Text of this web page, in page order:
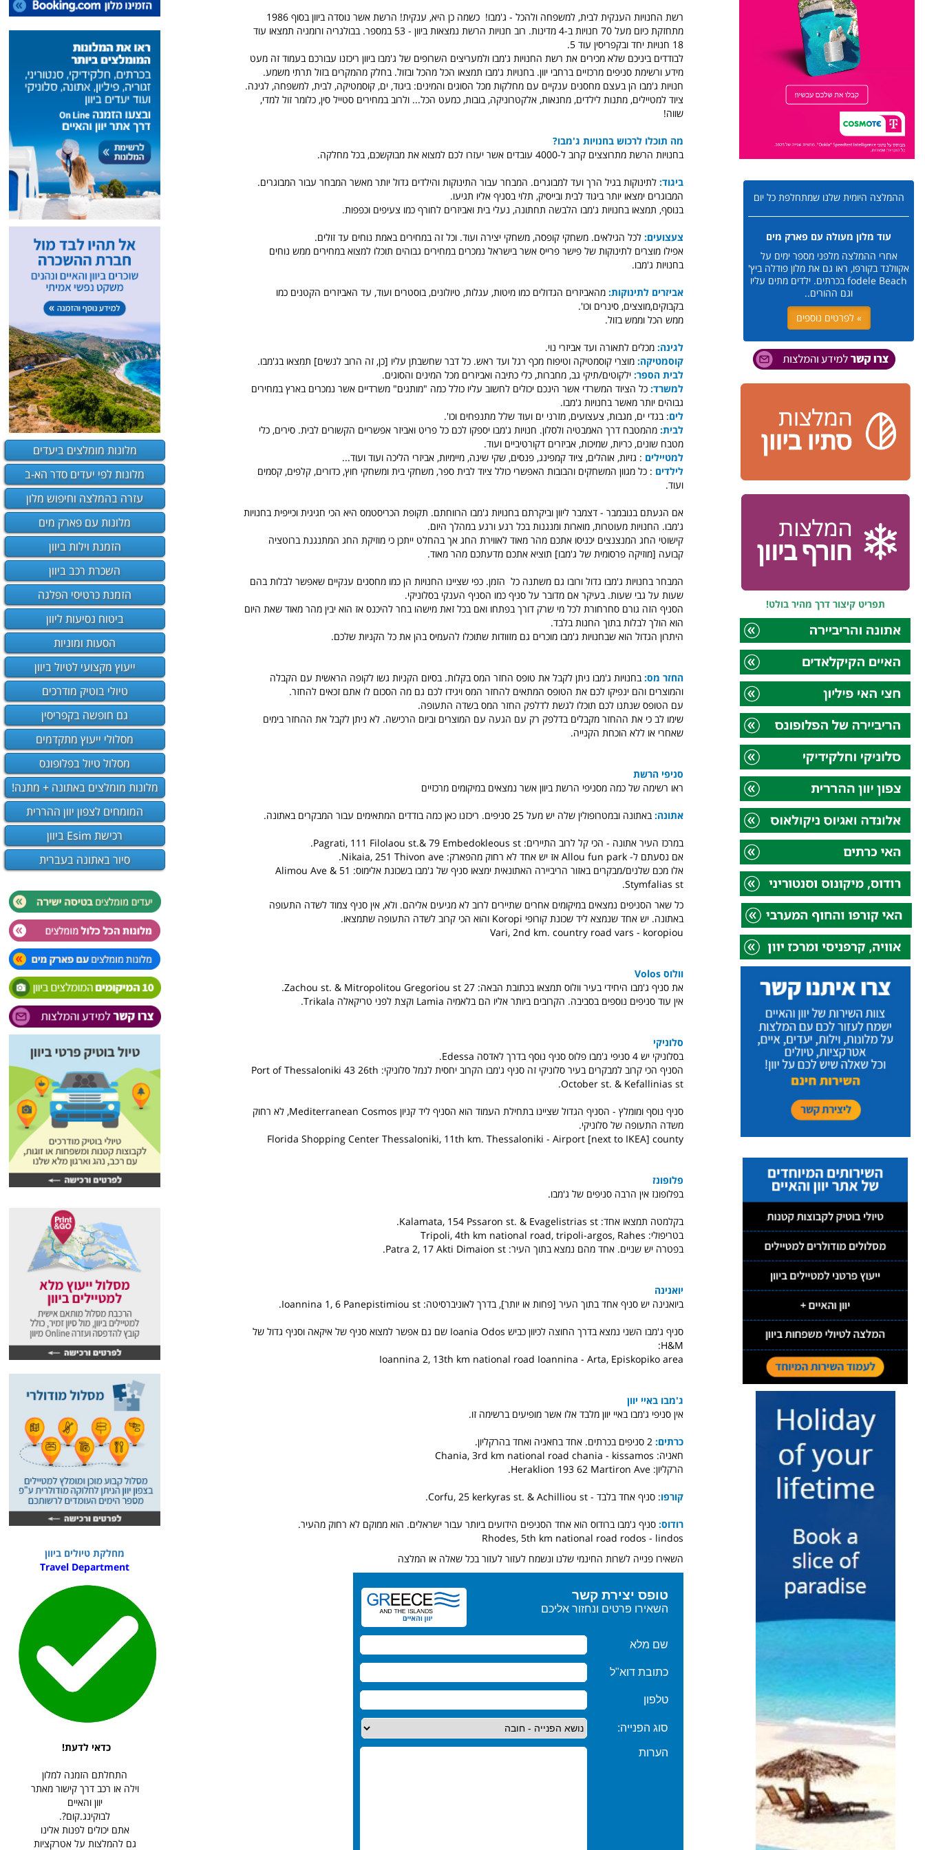
ההמלצה היומית שלנו שמתחלפת כל יום
עוד מלון מעולה עם פארק מים
אחרי ההמלצה מלפני מספר ימים על
אקוולנד בקורפו, ראו גם את מלון פודלה ביץ'
fodele Beach בכרתים. ילדים מתים עליו
וגם ההורים..
» לפרטים נוספים
תפריט קיצור דרך מהיר בולט!
רשת החנויות הענקית לבית, למשפחה ולהכל - ג'מבו! כשמה כן היא, ענקית! הרשת אשר נוסדה ביוון בסוף 1986
מתחזקת כיום מעל 70 חנויות ב-4 מדינות. רוב חנויות הרשת נמצאות ביוון - 53 במספר. בבולגריה ורומניה תמצאו עוד
18 חנויות יחד ובקפריסין עוד 5.
לבודדים ביניכם שלא מכירים את רשת החנויות ג'מבו ולמעריצים השרופים של ג'מבו ביוון ריכזנו עבורכם בעמוד זה מעט
מידע ורשימת סניפים מרכזיים ברחבי יוון. בחנויות ג'מבו תמצאו הכל מהכל ובזול. בחלק מהמקרים בזול תרתי משמע.
חנויות ג'מבו הן בעצם מחסנים ענקיים עם מחלקות מכל הסוגים והמינים: ביגוד, ים, קוסמטיקה, לבית, למשפחה, לגינה.
ציוד למטיילים, מתנות לילדים, מחנאות, אלקטרוניקה, בובות, כמעט הכל... ולרוב במחירים סטייל סין, כלומר זול למדי,
שווה!
מה תוכלו לרכוש בחנויות ג'מבו?
בחנויות הרשת מתרוצצים קרוב ל-4000 עובדים אשר יעזרו לכם למצוא את מבוקשכם, בכל מחלקה.
ביגוד: לתינוקות בגיל הרך ועד למבוגרים. המבחר עבור התינוקות והילדים גדול יותר מאשר המבחר עבור המבוגרים.
המבוגרים ימצאו יותר ביגוד לבית ובייסיק, תלוי בסניף אליו תגיעו.
בנוסף, תמצאו בחנויות ג'מבו הלבשה תחתונה, נעלי בית ואביזרים לחורף כמו צעיפים וכפפות.
צעצועים: לכל הגילאים. משחקי קופסה, משחקי יצירה ועוד. וכל זה במחירים באמת נוחים עד זולים.
אפילו מוצרים לתינוקות של פישר פרייס אשר בישראל נמכרים במחירים גבוהים תוכלו למצוא במחירים ממש נוחים
בחנויות ג'מבו.
אביזרים לתינוקות: מהאביזרים הגדולים כמו מיטות, עגלות, טיולונים, בוסטרים ועוד, עד האביזרים הקטנים כמו
בקבוקים,מוצצים, סינרים וכו'.
ממש הכל וממש בזול.
לגינה: מכלים לתאורה ועד אביזרי נוי.
קוסמטיקה: מוצרי קוסמטיקה וטיפוח מכף רגל ועד ראש. כל דבר שחשבתן עליו [כן, זה הרוב לנשים] תמצאו בג'מבו.
לבית הספר: ילקוטים/תיקי גב, מחברות, כלי כתיבה ואביזרים מכל המינים והסוגים.
למשרד: כל הציוד המשרדי אשר הינכם יכולים לחשוב עליו כולל כמה "מותגים" משרדיים אשר נמכרים בארץ במחירים
גבוהים יותר מאשר בחנויות ג'מבו.
לים: בגדי ים, מגבות, צעצועים, מזרני ים ועוד שלל מתנפחים וכו'.
לבית: מהמטבח דרך האמבטיה ולסלון. חנויות ג'מבו יספקו לכם כל פריט ואביזר אפשריים הקשורים לבית. סירים, כלי
מטבח שונים, כריות, שמיכות, אביזרים דקורטיביים ועוד.
למטיילים : גזיות, אוהלים, ציוד קמפינג, פנסים, שקי שינה, מיימיות, אביזרי הליכה ועוד ועוד...
לילדים : כל מגוון המשחקים והבובות האפשרי כולל ציוד לבית ספר, משחקי בית ומשחקי חוץ, כדורים, קלפים, קסמים
ועוד.
אם הגעתם בנובמבר - דצמבר ליוון וביקרתם בחנויות ג'מבו הרווחתם. תקופת הכריסטמס היא הכי חגיגית וכייפית בחנויות
ג'מבו. החנויות מעוטרות, מוארות ומנגנות בכל רגע ורגע במהלך היום.
קישוטי החג המנצנצים יכניסו אתכם מהר מאוד לאווירת החג אך בהחלט ייתכן כי מוזיקת החג המתנגנת ברוטציה
קבועה [מוזיקה פרסומית של ג'מבו] תוציא אתכם מדעתכם מהר מאוד.
המבחר בחנויות ג'מבו גדול ורובו גם משתנה כל הזמן. כפי שציינו החנויות הן כמו מחסנים ענקיים שאפשר לבלות בהם
שעות על גבי שעות. בעיקר אם מדובר על סניף כמו הסניף הענקי בסלוניקי.
הסניף הזה גורם סחרחורת לכל מי שרק דורך בפתחו ואם בכל זאת מישהו בחר להיכנס אז הוא יבין מהר מאוד שאת היום
הוא הולך לבלות בתוך החנות בלבד.
היתרון הגדול הוא שבחנויות ג'מבו מוכרים גם מזוודות שתוכלו להעמיס בהן את כל הקניות שלכם.
החזר מס:בחנויות ג'מבו ניתן לקבל את טופס החזר המס בקלות. בסיום הקניות גשו לקופה הראשית עם הקבלה
והמוצרים והם ינפיקו לכם את הטופס המתאים להחזר המס ויגידו לכם גם מה הסכום לו אתם זכאים להחזר.
עם הטופס שנתנו לכם תוכלו לגשת לדלפק החזר המס בשדה התעופה.
שימו לב כי את ההחזר מקבלים בדלפק רק עם הגעה עם המוצרים וביום הרכישה. לא ניתן לקבל את ההחזר בימים
שאחרי או ללא הוכחת הקנייה.
סניפי הרשת
ראו רשימה של כמה מסניפי הרשת ביוון אשר נמצאים במיקומים מרכזיים
אתונה:באתונה ובמטרופולין שלה יש מעל 25 סניפים. ריכזנו כאן כמה בודדים המתאימים עבור המבקרים באתונה.
במרכז העיר אתונה - הכי קל לרוב התיירים: Pagrati, 111 Filolaou st.& 79 Embedokleous st.
אם נסעתם ל- Allou fun park אז יש אחד לא רחוק מהפארק: Nikaia, 251 Thivon ave.
אלו מכם שלנים/מבקרים באזור הריביירה האתונאית ימצאו סניף של ג'מבו בשכונת אלימוס: 51 Alimou Ave &
Stymfalias st.
כל שאר הסניפים נמצאים במיקומים אחרים שתיירים לרוב לא מגיעים אליהם. ולא, אין סניף צמוד לשדה התעופה
באתונה. יש אחד שנמצא ליד שכונת קורופי Koropi והוא הכי קרוב לשדה התעופה שתמצאו.
Vari, 2nd km. country road vars - koropiou
וולוס Volos
את סניף ג'מבו היחידי בעיר וולוס תמצאו בכתובת הבאה: 27 Zachou st. & Mitropolitou Gregoriou st.
אין עוד סניפים נוספים בסביבה. הקרובים ביותר אליו הם בלאמיה Lamia וקצת לפני טריקאלה Trikala.
סלוניקי
בסלוניקי יש 4 סניפי ג'מבו פלוס סניף נוסף בדרך לאדסה Edessa.
הסניף הכי קרוב למבקרים בעיר סלוניקי זה סניף ג'מבו הקרוב יחסית לנמל סלוניקי: Port of Thessaloniki 43 26th
October st. & Kefallinias st.
סניף נוסף ומומלץ - הסניף הגדול שציינו בתחילת העמוד הוא הסניף ליד קניון Mediterranean Cosmos, לא רחוק
משדה התעופה של סלוניקי.
Florida Shopping Center Thessaloniki, 11th km. Thessaloniki - Airport [next to IKEA] county
פלופונז
בפלופונז אין הרבה סניפים של ג'מבו.
בקלמטה תמצאו אחד: Kalamata, 154 Pssaron st. & Evagelistrias st.
בטריפולי: Tripoli, 4th km national road, tripoli-argos, Rahes
בפטרה יש שניים. אחד מהם נמצא בתוך העיר: Patra 2, 17 Akti Dimaion st.
יואנינה
ביואנינה יש סניף אחד בתוך העיר [פחות או יותר], בדרך לאוניברסיטה: Ioannina 1, 6 Panepistimiou st.
סניף ג'מבו השני נמצא בדרך החוצה לכיוון כביש Ioania Odos שם גם אפשר למצוא סניף של איקאה וסניף גדול של
H&M:
Ioannina 2, 13th km national road Ioannina - Arta, Episkopiko area
ג'מבו באיי יוון
אין סניפי ג'מבו באיי יוון מלבד אלו אשר מופיעים ברשימה זו.
כרתים:
חאניה: Chania, 3rd km national road chania - kissamos
הרקליון: Heraklion 193 62 Martiron Ave.
קורפו: סניף אחד בלבד - Corfu, 25 kerkyras st. & Achilliou st.
רודוס: סניף ג'מבו ברודוס הוא אחד הסניפים הידועים ביותר עבור ישראלים. הוא ממוקם לא רחוק מהעיר.
Rhodes, 5th km national road rodos - lindos
השאירו פנייה לשרות החינמי שלנו ונשמח לעזור לעזור בכל שאלה או המלצה
מלונות מומלצים ביעדים
מלונות לפי יעדים סדר הא-ב
עזרה בהמלצה וחיפוש מלון
מלונות עם פארק מים
הזמנת וילות ביוון
השכרת רכב ביוון
הזמנת כרטיסי הפלגה
ביטוח נסיעות ליוון
הסעות ומוניות
ייעוץ מקצועי לטיול ביוון
טיולי בוטיק מודרכים
גם חופשה בקפריסין
מסלולי ייעוץ מתקדמים
מסלול טיול בפלופונס
מלונות מומלצים באתונה + מתנה!
המומחים לצפון יוון ההררית
רכישת Esim ביוון
סיור באתונה בעברית
מחלקת טיולים ביוון
Travel Department
כדאי לדעת!
התחלתם הזמנה למלון
וילה או רכב דרך קישור מאתר
יוון והאיים
לבוקינג.קום?.
אתם יכולים לפנות אלינו
גם להמלצות על אטרקציות